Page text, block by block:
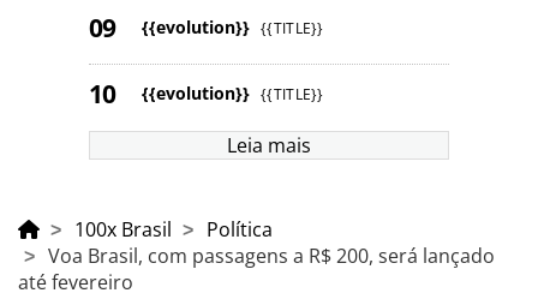
{{evolution}} {{TITLE}}
{{evolution}} {{TITLE}}
Leia mais
100x Brasil
Política
Voa Brasil, com passagens a R$ 200, será lançado
até fevereiro